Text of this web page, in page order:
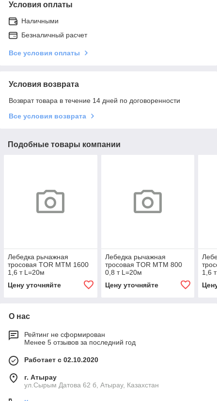
Условия оплаты
Наличными
Безналичный расчет
Все условия оплаты
Условия возврата
Возврат товара в течение 14 дней по договоренности
Все условия возврата
Подобные товары компании
Лебедка рычажная
тросовая TOR МТМ 1600
1,6 т L=20м
Цену уточняйте
Лебедка рычажная
тросовая TOR МТМ 800
0,8 т L=20м
Цену уточняйте
1,6
О нас
Рейтинг не сформирован
Менее 5 отзывов за последний год
Работает с 02.10.2020
г. Атырау
ул.Сырым Датова 62 б, Атырау, Казахстан